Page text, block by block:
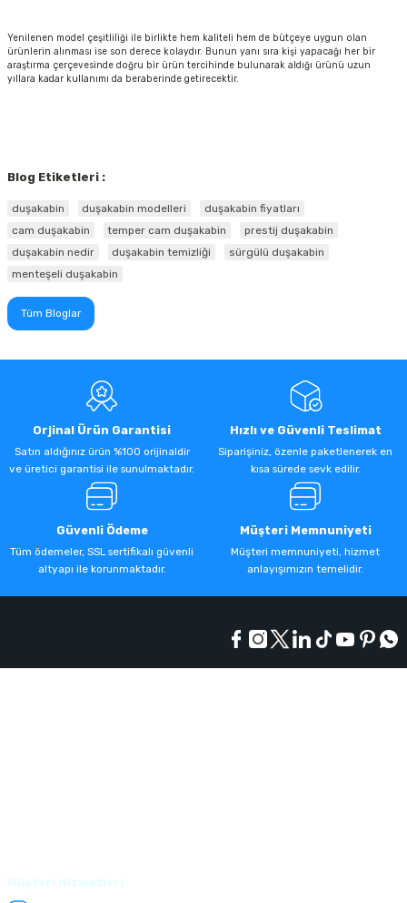
Yenilenen model çeşitliliği ile birlikte hem kaliteli hem de bütçeye uygun olan
ürünlerin alınması ise son derece kolaydır. Bunun yanı sıra kişi yapacağı her bir
araştırma çerçevesinde doğru bir ürün tercihinde bulunarak aldığı ürünü uzun
yıllara kadar kullanımı da beraberinde getirecektir.
Blog Etiketleri :
duşakabin duşakabin modelleri
duşakabin fiyatları
cam duşakabin
temper cam duşakabin
prestij duşakabin
duşakabin nedir
duşakabin temizliği
sürgülü duşakabin
menteşeli duşakabin
Tüm Bloglar
Orjinal Ürün Garantisi
Satın aldığınız ürün %100 orijinaldir
ve üretici garantisi ile sunulmaktadır.
Hızlı ve Güvenli Teslimat
Siparişiniz, özenle paketlenerek en
kısa sürede sevk edilir.
Güvenli Ödeme
Tüm ödemeler, SSL sertifikalı güvenli
altyapı ile korunmaktadır.
Müşteri Memnuniyeti
Müşteri memnuniyeti, hizmet
anlayışımızın temelidir.